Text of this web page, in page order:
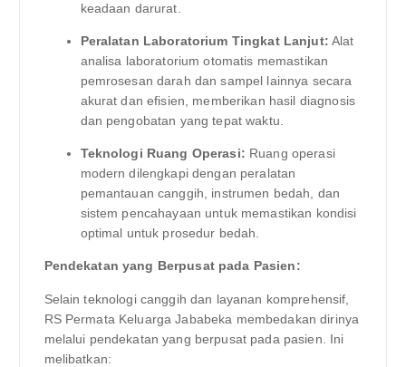
keadaan darurat.
Peralatan Laboratorium Tingkat Lanjut: Alat
analisa laboratorium otomatis memastikan
pemrosesan darah dan sampel lainnya secara
akurat dan efisien, memberikan hasil diagnosis
dan pengobatan yang tepat waktu.
Teknologi Ruang Operasi: Ruang operasi
modern dilengkapi dengan peralatan
pemantauan canggih, instrumen bedah, dan
sistem pencahayaan untuk memastikan kondisi
optimal untuk prosedur bedah.
Pendekatan yang Berpusat pada Pasien:
Selain teknologi canggih dan layanan komprehensif,
RS Permata Keluarga Jababeka membedakan dirinya
melalui pendekatan yang berpusat pada pasien. Ini
melibatkan: